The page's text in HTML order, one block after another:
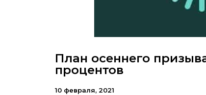
План осеннего
процентов
10 февраля, 2021